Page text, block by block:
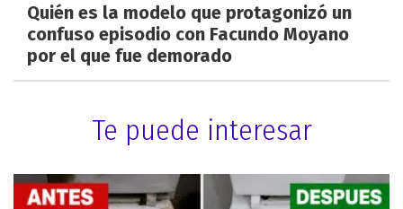
Quién es la modelo que protagonizó un
confuso episodio con Facundo Moyano
por el que fue demorado
Te puede interesar